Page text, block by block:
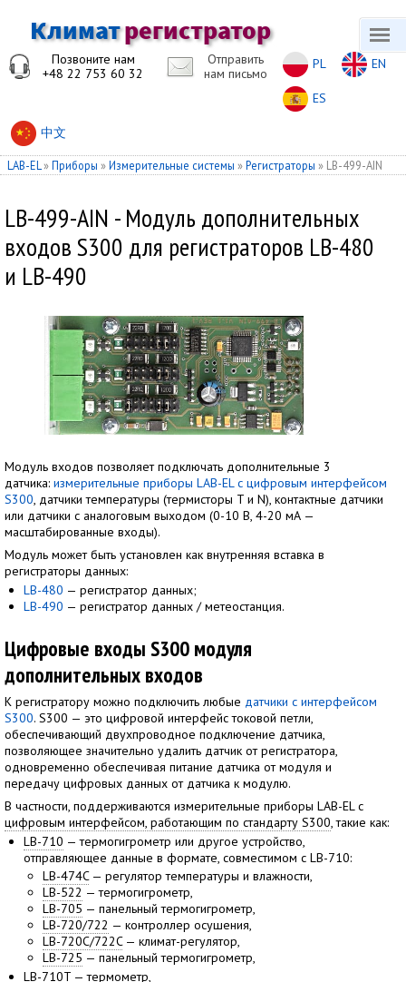
Позвоните нам
+48 22 753 60 32
Отправить
нам письмо
PL EN
ES
中文
LAB-EL »Приборы »Измерительные системы »Регистраторы » LB-499-AIN
LB-499-AIN - Модуль дополнительных
входов S300 для регистраторов LB-480
и LB-490
Модуль входов позволяет подключать дополнительные 3
датчика: измерительные приборы LAB-EL с цифровым интерфейсом
S300, датчики температуры (термисторы T и N), контактные датчики
или датчики с аналоговым выходом (0-10 В, 4-20 мА —
масштабированные входы).
Модуль может быть установлен как внутренняя вставка в
регистраторы данных:
LB-480 — регистратор данных;
LB-490 — регистратор данных / метеостанция.
Цифровые входы S300 модуля
дополнительных входов
К регистратору можно подключить любые датчики с интерфейсом
S300. S300 — это цифровой интерфейс токовой петли,
обеспечивающий двухпроводное подключение датчика,
позволяющее значительно удалить датчик от регистратора,
одновременно обеспечивая питание датчика от модуля и
передачу цифровых данных от датчика к модулю.
В частности, поддерживаются измерительные приборы LAB-EL с
цифровым интерфейсом, работающим по стандарту S300, такие как:
LB-710 — термогигрометр или другое устройство,
отправляющее данные в формате, совместимом с LB-710:
LB-474C— регулятор температуры и влажности,
LB-522 — термогигрометр,
LB-705 — панельный термогигрометр,
LB-720/722 — контроллер осушения,
LB-720C/722C— климат-регулятор,
LB-725 — панельный термогигрометр,
LB-710T — термометр,